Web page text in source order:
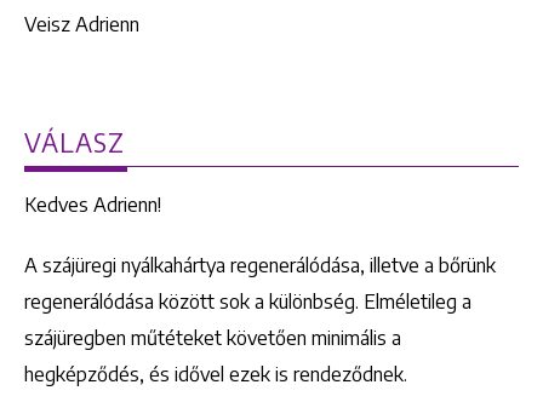
Veisz Adrienn
VÁLASZ
Kedves Adrienn!
A szájüregi nyálkahártya regenerálódása, illetve a bőrünk
regenerálódása között sok a különbség. Elméletileg a
szájüregben műtéteket követően minimális a
hegképződés, és idővel ezek is rendeződnek.